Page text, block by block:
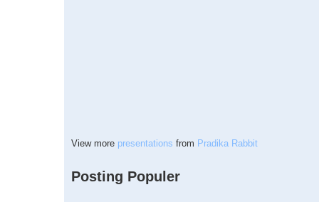
View more presentations from Pradika Rabbit
Posting Populer